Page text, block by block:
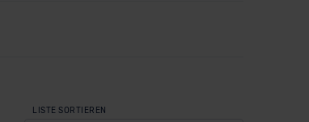
LISTE SORTIEREN